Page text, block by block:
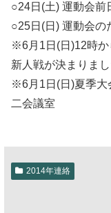
○24日(土) 運動会前
○25日(日) 運動会の
※6月1日(日)12時か
新人戦が決まりまし
※6月1日(日)夏季大
二会議室
2014年連絡